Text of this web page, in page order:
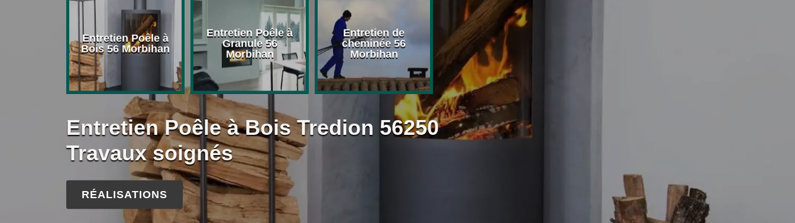
Entretien Poêle à
Bois 56 Morbihan
Entretien Poêle à
Granule 56
Morbihan
Entretien de
cheminée 56
Morbihan
Pose de chapeau
de cheminée 56
Morbihan
Entretien Poêle à Bois Tredion 56250
Travaux soignés
RÉALISATIONS